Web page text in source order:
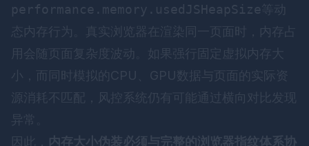
performance.memory.usedJSHeapSize等动
态内存行为。真实浏览器在渲染同一页面时，内存占
用会随页面复杂度波动。如果强行固定虚拟内存大
小，而同时模拟的CPU、GPU数据与页面的实际资
源消耗不匹配，风控系统仍有可能通过横向对比发现
异常。
因此， 内存大小伪装必须与完整的浏览器指纹体系协